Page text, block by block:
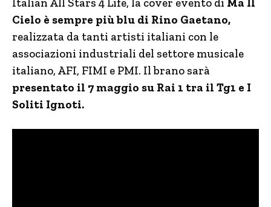
Cielo è sempre più blu di Rino Gaetano,
realizzata da tanti artisti italiani con le
associazioni industriali del settore musicale
italiano, AFI, FIMI e PMI. Il brano sarà
presentato il 7 maggio su Rai 1 tra il Tg1 e I
Soliti Ignoti.